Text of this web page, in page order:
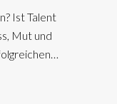
Ist Talent
Mut und